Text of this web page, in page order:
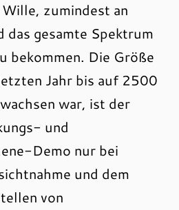
zumindest an
das gesamte Spektrum
bekommen. Die Größe
Jahr bis auf 2500
war, ist der
und
Demo nur bei
und dem
von